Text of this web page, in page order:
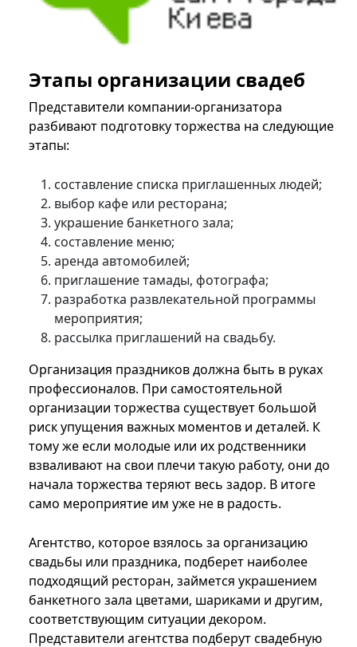
Этапы организации свадеб
Представители компании-организатора
разбивают подготовку торжества на следующие
этапы:
составление списка приглашенных людей;
выбор кафе или ресторана;
украшение банкетного зала;
составление меню;
аренда автомобилей;
приглашение тамады, фотографа;
разработка развлекательной программы
мероприятия;
рассылка приглашений на свадьбу.
Организация праздников должна быть в руках
профессионалов. При самостоятельной
организации торжества существует большой
риск упущения важных моментов и деталей. К
тому же если молодые или их родственники
взваливают на свои плечи такую работу, они до
начала торжества теряют весь задор. В итоге
само мероприятие им уже не в радость.
Агентство, которое взялось за организацию
свадьбы или праздника, подберет наиболее
подходящий ресторан, займется украшением
банкетного зала цветами, шариками и другим,
соответствующим ситуации декором.
Представители агентства подберут свадебную